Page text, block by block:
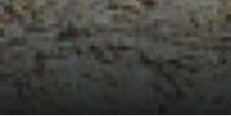
2026
MERLO S.p.A. Industria
P. IVA/Codice Fiscale 03078670043 -
Capitale Sociale 15.000.005,00 € int. vers